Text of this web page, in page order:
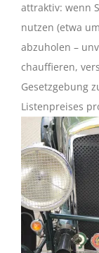
attraktiv: wenn
nutzen (etwa
abzuholen –
chauffieren,
Gesetzgebung
Listenpreises